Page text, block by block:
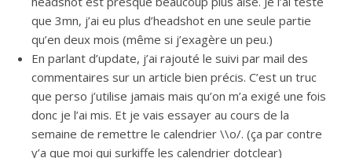
que 3mn, j’ai eu plus d’headshot en une seule partie
qu’en deux mois (même si j’exagère un peu.)
En parlant d’update, j’ai rajouté le suivi par mail des
commentaires sur un article bien précis. C’est un truc
que perso j’utilise jamais mais qu’on m’a exigé une fois
donc je l’ai mis. Et je vais essayer au cours de la
semaine de remettre le calendrier \\o/. (ça par contre
y’a que moi qui surkiffe les calendrier dotclear)